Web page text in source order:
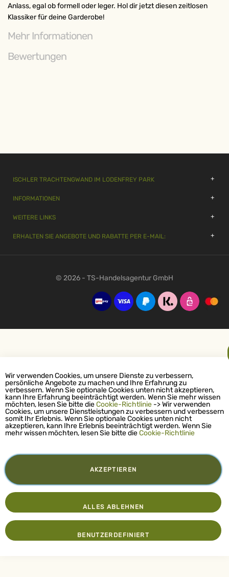
Anlass, egal ob formell oder leger. Hol dir jetzt diesen zeitlosen
Klassiker für deine Garderobe!
Mehr Informationen
Bewertungen
ISCHLER TRACHTENGWAND IM LODENFREY PARK
INFORMATIONEN
WEITERE LINKS
ERHALTEN SIE ANGEBOTE UND RABATTE PER E-MAIL:
© 2026 - TS-Handelsagentur GmbH
Wir verwenden Cookies, um unsere Dienste zu verbessern,
persönliche Angebote zu machen und Ihre Erfahrung zu
verbessern. Wenn Sie optionale Cookies unten nicht akzeptieren,
kann Ihre Erfahrung beeinträchtigt werden. Wenn Sie mehr wissen
möchten, lesen Sie bitte dieCookie-Richtlinie -> Wir verwenden
Cookies, um unsere Dienstleistungen zu verbessern und verbessern
somit Ihr Erlebnis. Wenn Sie optionale Cookies unten nicht
akzeptieren, kann Ihre Erlebnis beeinträchtigt werden. Wenn Sie
mehr wissen möchten, lesen Sie bitte dieCookie-Richtlinie
AKZEPTIEREN
BENUTZERDEFINIERT
ALLES ABLEHNEN